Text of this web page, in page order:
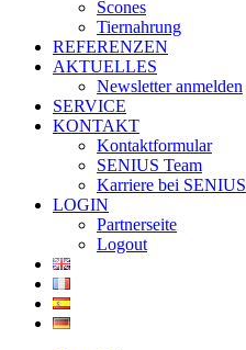
Scones
Tiernahrung
REFERENZEN
AKTUELLES
Newsletter anmelden
SERVICE
KONTAKT
Kontaktformular
SENIUS Team
Karriere bei SENIUS
LOGIN
Partnerseite
Logout